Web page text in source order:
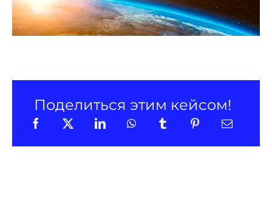
Поделиться этим кейсом!